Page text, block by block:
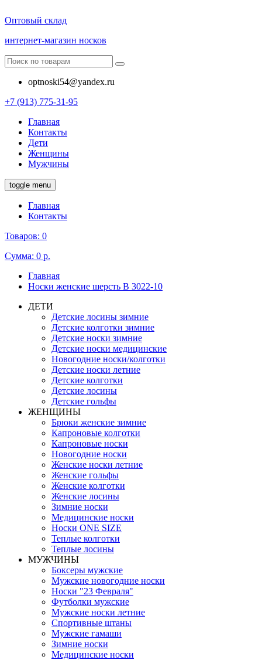
Оптовый склад
интернет-магазин носков
optnoski54@yandex.ru
+7 (913) 775-31-95
Главная
Контакты
Дети
Женщины
Мужчины
toggle menu
Главная
Контакты
Товаров: 0
Сумма: 0 р.
Главная
Носки женские шерсть B 3022-10
ДЕТИ
Детские лосины зимние
Детские колготки зимние
Детские носки зимние
Детские носки медицинские
Новогодние носки/колготки
Детские носки летние
Детские колготки
Детские лосины
Детские гольфы
ЖЕНЩИНЫ
Брюки женские зимние
Капроновые колготки
Капроновые носки
Новогодние носки
Женские носки летние
Женские гольфы
Женские колготки
Женские лосины
Зимние носки
Медицинские носки
Носки ONE SIZE
Теплые колготки
Теплые лосины
МУЖЧИНЫ
Боксеры мужские
Мужские новогодние носки
Носки "23 Февраля"
Футболки мужские
Мужские носки летние
Спортивные штаны
Мужские гамаши
Зимние носки
Медицинские носки